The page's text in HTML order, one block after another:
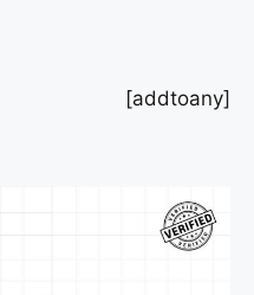
[addtoany]